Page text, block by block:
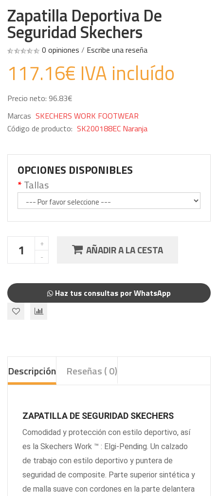
Zapatilla Deportiva De
Seguridad Skechers
0 opiniones / Escribe una reseña
117.16€ IVA incluído
Precio neto: 96.83€
Marcas SKECHERS WORK FOOTWEAR
Código de producto: SK200188EC Naranja
OPCIONES DISPONIBLES
Tallas
AÑADIR A LA CESTA
Haz tus consultas por WhatsApp
Descripción Reseñas ( 0)
ZAPATILLA DE SEGURIDAD SKECHERS
Comodidad y protección con estilo deportivo, así
es la Skechers Work ™ : Elgi-Pending. Un calzado
de trabajo con estilo deportivo y puntera de
seguridad de composite. Parte superior sintética y
de malla suave con cordones en la parte delantera